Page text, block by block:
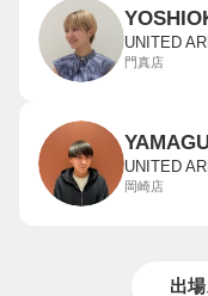
UNITED
門真店
UNITED
岡崎店
出